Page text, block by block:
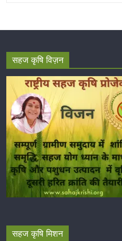
सहज कृषि विज़न
सहज कृषि मिशन